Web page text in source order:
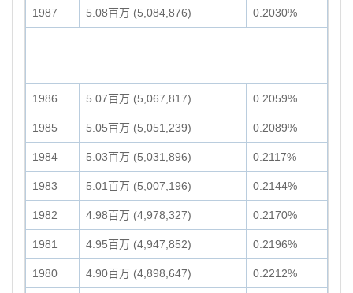
1987 5.08百万 (5,084,876) 0.2030%
1986 5.07百万 (5,067,817) 0.2059%
1985 5.05百万 (5,051,239) 0.2089%
1984 5.03百万 (5,031,896) 0.2117%
1983 5.01百万 (5,007,196) 0.2144%
1982 4.98百万 (4,978,327) 0.2170%
1981 4.95百万 (4,947,852) 0.2196%
1980 4.90百万 (4,898,647) 0.2212%